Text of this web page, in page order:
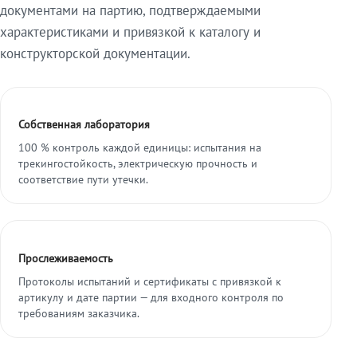
документами на партию, подтверждаемыми
характеристиками и привязкой к каталогу и
конструкторской документации.
Собственная лаборатория
100 % контроль каждой единицы: испытания на
трекингостойкость, электрическую прочность и
соответствие пути утечки.
Прослеживаемость
Протоколы испытаний и сертификаты с привязкой к
артикулу и дате партии — для входного контроля по
требованиям заказчика.